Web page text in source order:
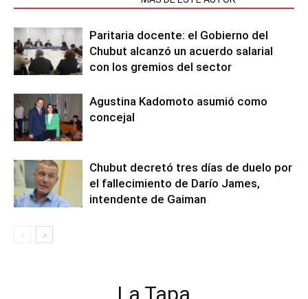
Paritaria docente: el Gobierno del
Chubut alcanzó un acuerdo salarial
con los gremios del sector
Agustina Kadomoto asumió como
concejal
Chubut decretó tres días de duelo por
el fallecimiento de Darío James,
intendente de Gaiman
La Tapa